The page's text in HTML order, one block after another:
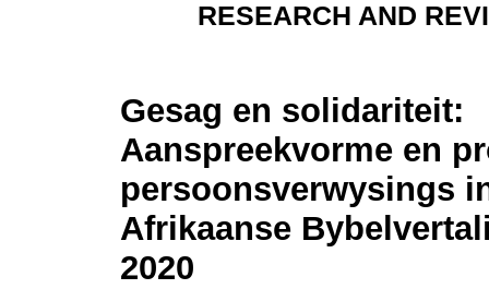
RESEARCH AND
Gesag en solidariteit:
Aanspreekvorme en
persoonsverwysings
Afrikaanse
2020